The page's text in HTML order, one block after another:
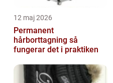
12 maj 2026
Permanent
hårborttagning så
fungerar det i praktiken